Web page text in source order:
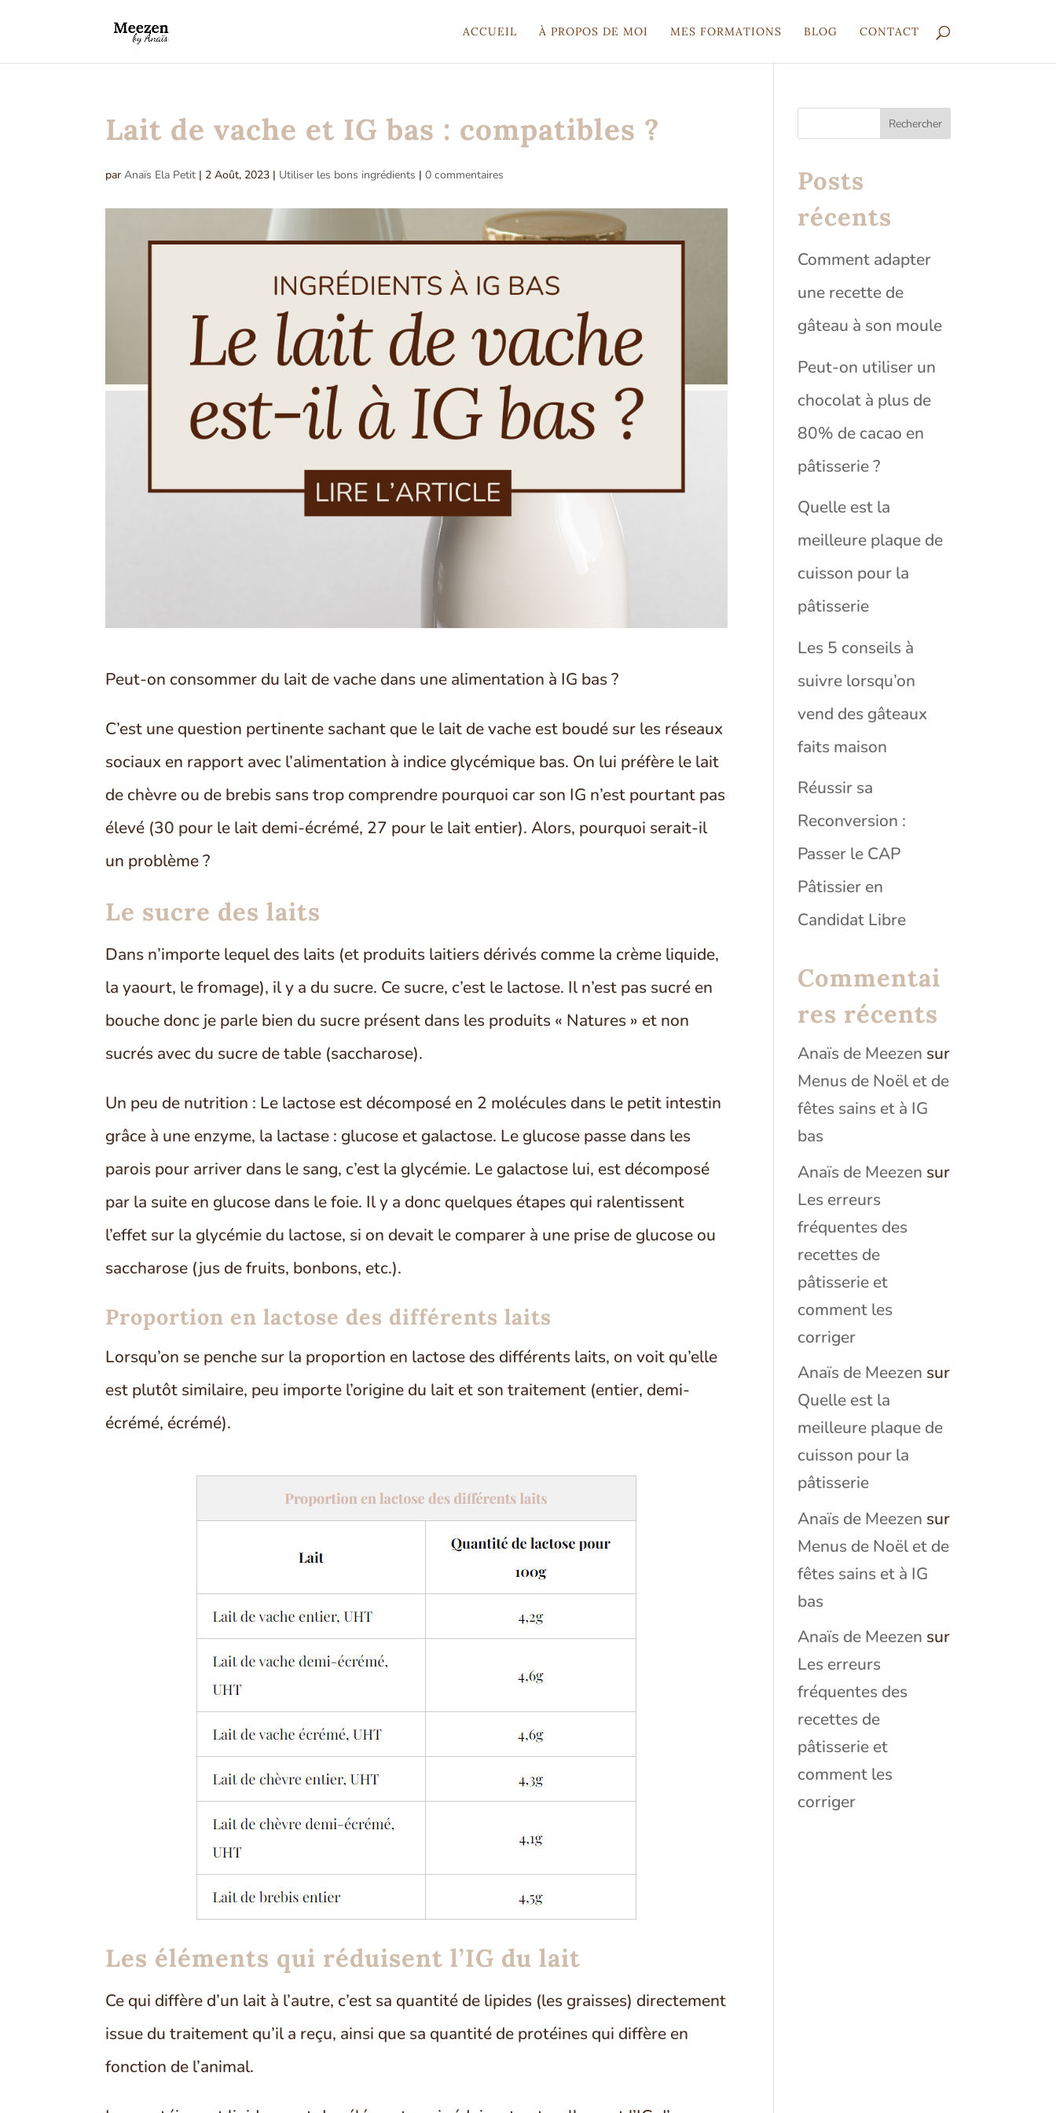
ACCUEIL À PROPOS DE MOI MES FORMATIONS BLOG CONTACT
Lait de vache et IG bas : compatibles ?
parAnaïs Ela Petit | 2 Août, 2023 | Utiliser les bons ingrédients |0 commentaires
Peut-on consommer du lait de vache dans une alimentation à IG bas ?
C’est une question pertinente sachant que le lait de vache est boudé sur les réseaux
sociaux en rapport avec l’alimentation à indice glycémique bas. On lui préfère le lait
de chèvre ou de brebis sans trop comprendre pourquoi car son IG n’est pourtant pas
élevé (30 pour le lait demi-écrémé, 27 pour le lait entier). Alors, pourquoi serait-il
un problème ?
Le sucre des laits
Dans n’importe lequel des laits (et produits laitiers dérivés comme la crème liquide,
la yaourt, le fromage), il y a du sucre. Ce sucre, c’est le lactose. Il n’est pas sucré en
bouche donc je parle bien du sucre présent dans les produits « Natures » et non
sucrés avec du sucre de table (saccharose).
Un peu de nutrition : Le lactose est décomposé en 2 molécules dans le petit intestin
grâce à une enzyme, la lactase : glucose et galactose. Le glucose passe dans les
parois pour arriver dans le sang, c’est la glycémie. Le galactose lui, est décomposé
par la suite en glucose dans le foie. Il y a donc quelques étapes qui ralentissent
l’effet sur la glycémie du lactose, si on devait le comparer à une prise de glucose ou
saccharose (jus de fruits, bonbons, etc.).
Proportion en lactose des différents laits
Lorsqu’on se penche sur la proportion en lactose des différents laits, on voit qu’elle
est plutôt similaire, peu importe l’origine du lait et son traitement (entier, demi-
écrémé, écrémé).
Les éléments qui réduisent l’IG du lait
Ce qui diffère d’un lait à l’autre, c’est sa quantité de lipides (les graisses) directement
issue du traitement qu’il a reçu, ainsi que sa quantité de protéines qui diffère en
fonction de l’animal.
Rechercher
Posts
récents
Comment adapter
une recette de
gâteau à son moule
Peut-on utiliser un
chocolat à plus de
80% de cacao en
pâtisserie ?
Quelle est la
meilleure plaque de
cuisson pour la
pâtisserie
Les 5 conseils à
suivre lorsqu’on
vend des gâteaux
faits maison
Réussir sa
Reconversion :
Passer le CAP
Pâtissier en
Candidat Libre
Commentai
res récents
Anaïs de Meezen sur
Menus de Noël et de
fêtes sains et à IG
bas
Anaïs de Meezen sur
Les erreurs
fréquentes des
recettes de
pâtisserie et
comment les
corriger
Anaïs de Meezen sur
Quelle est la
meilleure plaque de
cuisson pour la
pâtisserie
Anaïs de Meezen sur
Menus de Noël et de
fêtes sains et à IG
bas
Anaïs de Meezen sur
Les erreurs
fréquentes des
recettes de
pâtisserie et
comment les
corriger